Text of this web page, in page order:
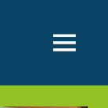
MENÜ